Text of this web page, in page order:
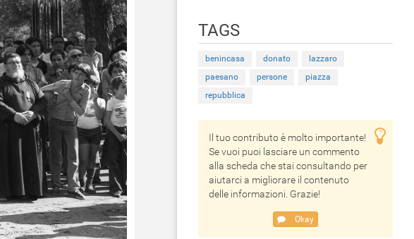
TAGS
benincasa donato
lazzaro
paesano
persone
piazza
repubblica
Il tuo contributo è molto importante!
Se vuoi puoi lasciare un commento
alla scheda che stai consultando per
aiutarci a migliorare il contenuto
delle informazioni. Grazie!
Okay